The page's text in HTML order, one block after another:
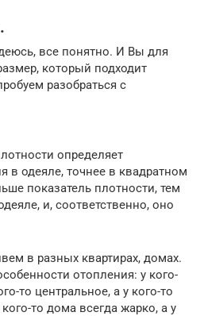
все понятно. И Вы для
который подходит
разобраться с
определяет
в одеяле, точнее в квадратном
показатель плотности, тем
и, соответственно, оно
в разных квартирах, домах.
отопления: у кого-
то центральное, а у кого-то
то дома всегда жарко, а у